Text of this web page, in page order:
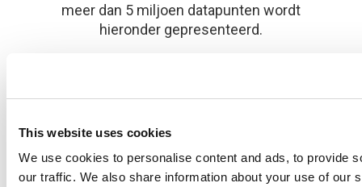
This website uses cookies
We use cookies to personalise content and ads, to provide
our traffic. We also share information about your use of our
meer dan 5 miljoen datapunten wordt
hieronder gepresenteerd.